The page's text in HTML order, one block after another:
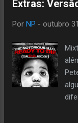
Extras:
Por NP - outubro